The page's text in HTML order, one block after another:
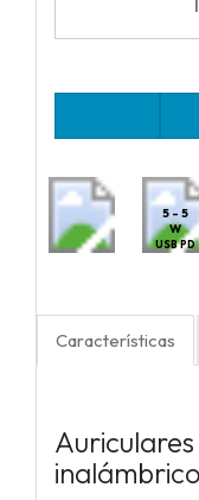
5 - 5
W
USB PD
Características